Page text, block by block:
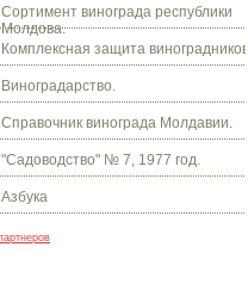
Сортимент винограда республики
Молдова.
Комплексная защита виноградников.
Виноградарство.
Справочник винограда Молдавии.
"Садоводство" № 7, 1977 год.
Азбука